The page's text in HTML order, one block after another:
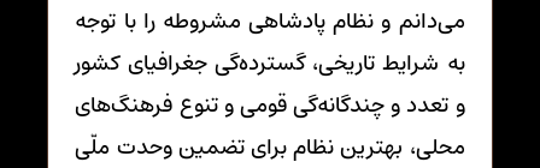
می‌دانم و نظام پادشاهی مشروطه را با توجه
به شرایط تاریخی، گسترده‌گی جغرافیای کشور
و تعدد و چندگانه‌گی قومی و تنوع فرهنگ‌های
محلی، بهترین نظام برای تضمین وحدت ملّی